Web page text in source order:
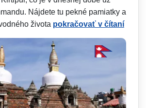
Nájdete tu pekné pamiatky a
života pokračovať v čítaní